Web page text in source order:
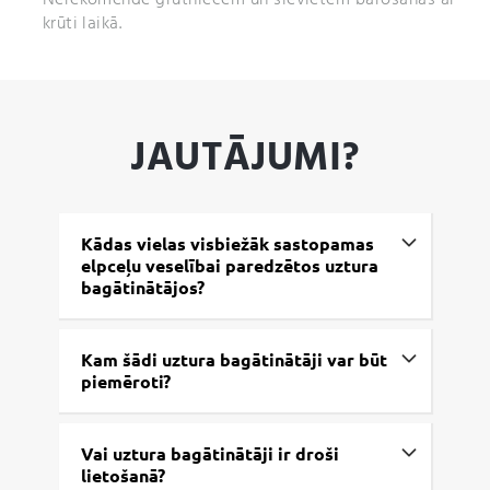
krūti laikā.
JAUTĀJUMI?
Kādas vielas visbiežāk sastopamas
elpceļu veselībai paredzētos uztura
bagātinātājos?
Kam šādi uztura bagātinātāji var būt
piemēroti?
Vai uztura bagātinātāji ir droši
lietošanā?